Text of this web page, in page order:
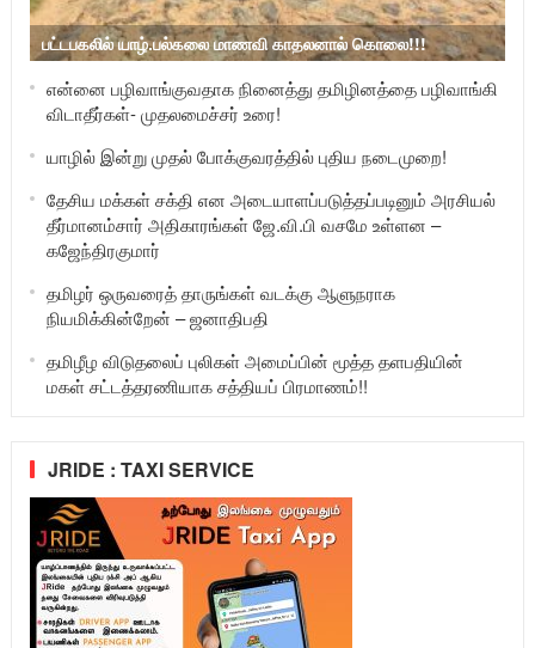
பட்டபகலில் யாழ்.பல்கலை மாணவி காதலனால் கொலை!!!
என்னை பழிவாங்குவதாக நினைத்து தமிழினத்தை பழிவாங்கி
விடாதீர்கள்- முதலமைச்சர் உரை!
யாழில் இன்று முதல் போக்குவரத்தில் புதிய நடைமுறை!
தேசிய மக்கள் சக்தி என அடையாளப்படுத்தப்படினும் அரசியல்
தீர்மானம்சார் அதிகாரங்கள் ஜே.வி.பி வசமே உள்ளன –
கஜேந்திரகுமார்
தமிழர் ஒருவரைத் தாருங்கள் வடக்கு ஆளுநராக
நியமிக்கின்றேன் – ஜனாதிபதி
தமிழீழ விடுதலைப் புலிகள் அமைப்பின் மூத்த தளபதியின்
மகள் சட்டத்தரணியாக சத்தியப் பிரமாணம்!!
JRIDE : TAXI SERVICE